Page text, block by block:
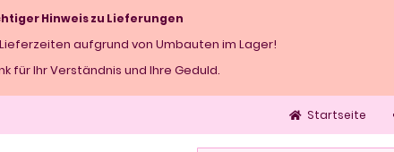
Hinweis zu Lieferungen
Lieferzeiten aufgrund von Umbauten im Lager!
für Ihr Verständnis und Ihre Geduld.
Startseite